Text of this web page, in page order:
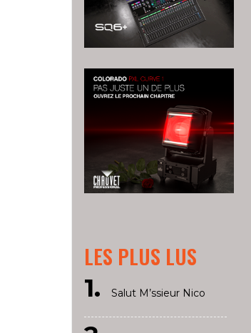
LES PLUS LUS
Salut M’ssieur Nico